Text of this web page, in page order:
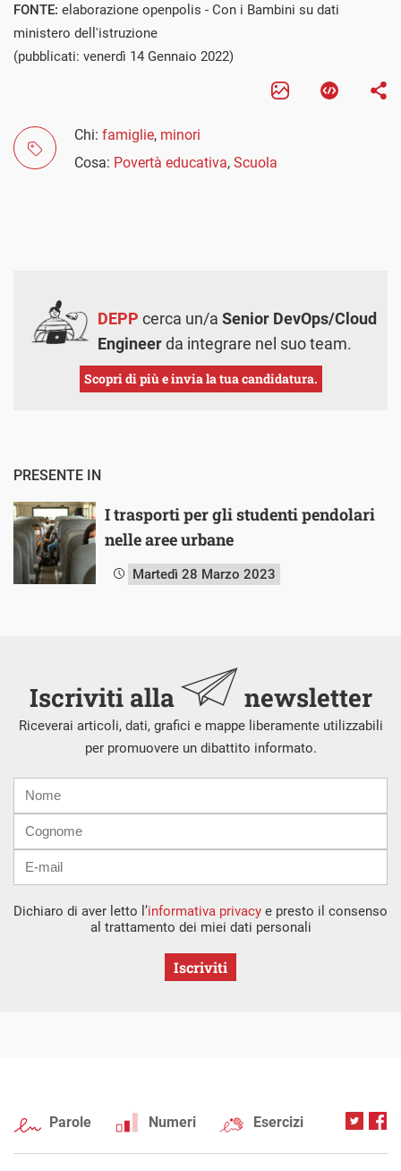
FONTE: elaborazione openpolis - Con i Bambini su dati
ministero dell'istruzione
(pubblicati: venerdì 14 Gennaio 2022)
Chi: famiglie, minori
Cosa: Povertà educativa, Scuola
DEPP cerca un/a Senior DevOps/Cloud
Engineerda integrare nel suo team.
Scopri di più e invia la tua candidatura.
PRESENTE IN
I trasporti per gli studenti pendolari
nelle aree urbane
Martedì 28 Marzo 2023
Iscriviti alla newsletter
Riceverai articoli, dati, grafici e mappe liberamente utilizzabili
per promuovere un dibattito informato.
mail
Dichiaro di aver letto l’informativa privacy e presto il consenso
al trattamento dei miei dati personali
Iscriviti
Parole Numeri Esercizi